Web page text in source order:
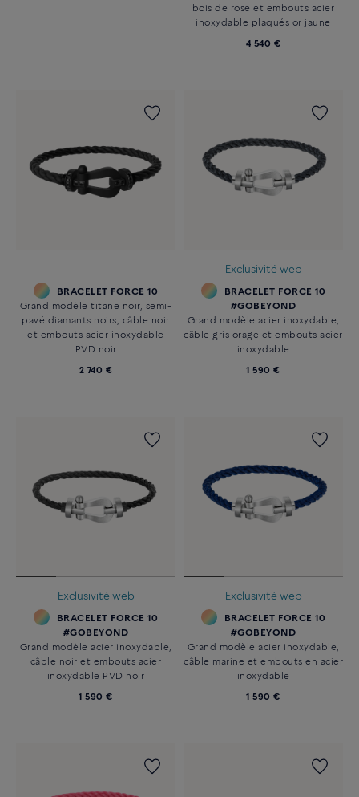
bois de rose et embouts acier
inoxydable plaqués or jaune
4 540 €
BRACELET FORCE 10
Grand modèle titane noir, semi-
pavé diamants noirs, câble noir
et embouts acier inoxydable
PVD noir
2 740 €
Exclusivité web
BRACELET FORCE 10
#GOBEYOND
Grand modèle acier inoxydable,
câble gris orage et embouts acier
inoxydable
1 590 €
Exclusivité web
BRACELET FORCE 10
#GOBEYOND
Grand modèle acier inoxydable,
câble noir et embouts acier
inoxydable PVD noir
1 590 €
Exclusivité web
BRACELET FORCE 10
#GOBEYOND
Grand modèle acier inoxydable,
câble marine et embouts en acier
inoxydable
1 590 €